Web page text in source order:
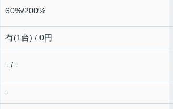
60%/200%
有(1台) / 0円
- / -
-